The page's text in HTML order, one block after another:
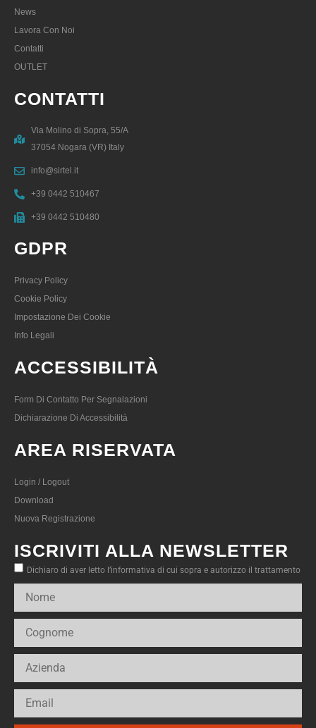
News
Lavora Con Noi
Contatti
OUTLET
CONTATTI
Via Molino di Sopra, 55/A
37054 Nogara (VR) Italy
info@sirtel.it
+39 0442 510467
+39 0442 510480
GDPR
Privacy Policy
Cookie Policy
Impostazione Dei Cookie
Info Legali
ACCESSIBILITÀ
Form Di Contatto Per Segnalazioni
Dichiarazione Di Accessibilità
AREA RISERVATA
Login / Logout
Download
Nuova Registrazione
ISCRIVITI ALLA NEWSLETTER
Dichiaro di aver letto l’informativa di cui sopra e autorizzo il trattamento